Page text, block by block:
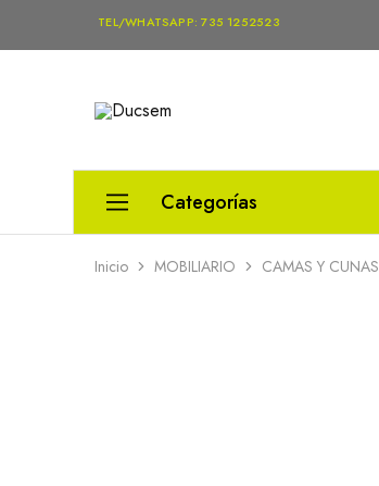
TEL/WHATSAPP: 735 1252523
Ducsem
Venta
Médico
Categorías
EQUIPO MÉDICO
Inicio MOBILIARIO CAMAS Y CUNAS